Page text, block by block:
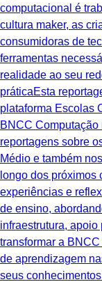
computacional é
cultura maker, as
consumidoras de
ferramentas
realidade ao seu
práticaEsta
plataforma Escolas
BNCC
reportagens sobre
Médio e também
longo dos próximos
experiências e
de ensino,
infraestrutura,
transformar a
de aprendizagem
seus